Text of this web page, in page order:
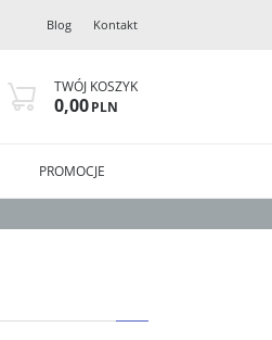
Blog Kontakt
TWÓJ KOSZYK
0,00PLN
PROMOCJE